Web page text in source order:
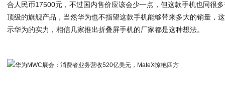
合人民币17500元，不过国内售价应该会少一点，但这款手机也同很
顶级的旗舰产品，当然华为也不指望这款手机能够带来多大的销量，
示华为的实力，相信几家推出折叠屏手机的厂家都是这种想法。